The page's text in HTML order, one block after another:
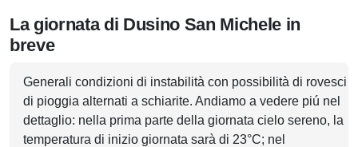
La giornata di Dusino San Michele in
breve
Generali condizioni di instabilità con possibilità di rovesci
di pioggia alternati a schiarite. Andiamo a vedere piú nel
dettaglio: nella prima parte della giornata cielo sereno, la
temperatura di inizio giornata sarà di 23°C; nel